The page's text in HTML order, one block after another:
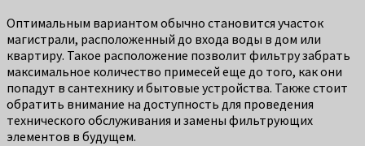
Оптимальным вариантом обычно становится участок
магистрали, расположенный до входа воды в дом или
квартиру. Такое расположение позволит фильтру забрать
максимальное количество примесей еще до того, как они
попадут в сантехнику и бытовые устройства. Также стоит
обратить внимание на доступность для проведения
технического обслуживания и замены фильтрующих
элементов в будущем.